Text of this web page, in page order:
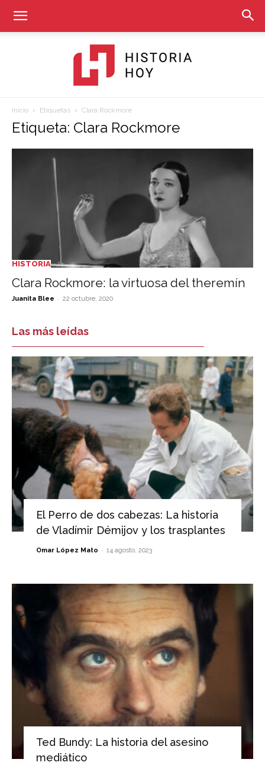
Inicio Etiquetas Clara Rockmore
Etiqueta: Clara Rockmore
HISTORIA
Clara Rockmore: la virtuosa del theremín
Juanita Blee - 22 octubre, 2020
Las más leídas
El Perro de dos cabezas: La historia
de Vladímir Démijov y los trasplantes
Omar López Mato - 14 agosto, 2023
Ted Bundy: La historia del asesino
mediático